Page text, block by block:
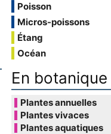
Poisson
Micros-poissons
Étang
Océan
En botanique
Plantes annuelles
Plantes vivaces
Plantes aquatiques